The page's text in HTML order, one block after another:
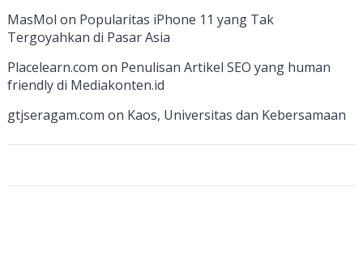
h
a
n
n
MasMol on Popularitas iPhone 11 yang Tak
Tergoyahkan di Pasar Asia
Placelearn.com on Penulisan Artikel SEO yang human
friendly di Mediakonten.id
gtjseragam.com on Kaos, Universitas dan Kebersamaan